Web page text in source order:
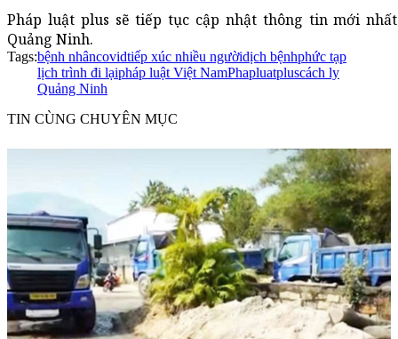
Pháp luật plus sẽ tiếp tục cập nhật thông tin mới
Quảng Ninh.
Tags:bệnh nhâncovidtiếp xúc nhiều ngườidịch bệnhphức tạp
lịch trình đi lạipháp luật Việt NamPhapluatpluscách ly
Quảng Ninh
TIN CÙNG CHUYÊN MỤC